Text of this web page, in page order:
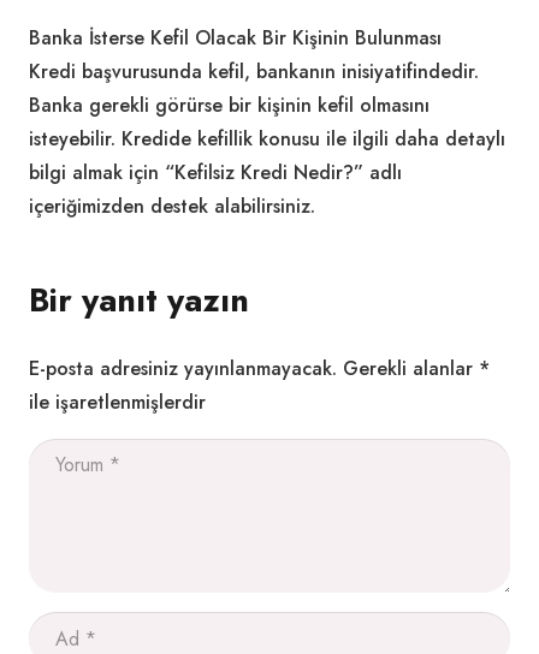
Banka İsterse Kefil Olacak Bir Kişinin Bulunması
Kredi başvurusunda kefil, bankanın inisiyatifindedir.
Banka gerekli görürse bir kişinin kefil olmasını
isteyebilir. Kredide kefillik konusu ile ilgili daha detaylı
bilgi almak için “Kefilsiz Kredi Nedir?” adlı
içeriğimizden destek alabilirsiniz.
Bir yanıt yazın
E-posta adresiniz yayınlanmayacak. Gerekli alanlar *
ile işaretlenmişlerdir